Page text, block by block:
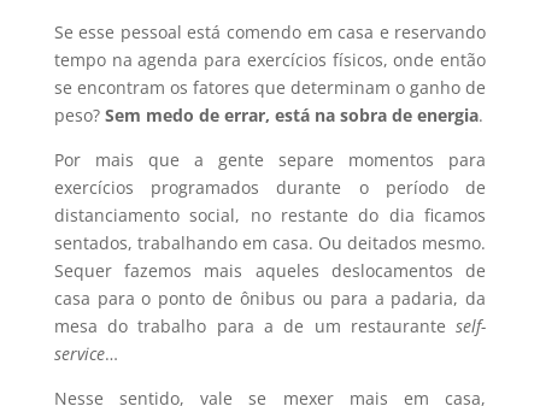
Se esse pessoal está comendo em casa e reservando
tempo na agenda para exercícios físicos, onde então
se encontram os fatores que determinam o ganho de
peso? Sem medo de errar, está na sobra de energia.
Por mais que a gente separe momentos para
exercícios programados durante o período de
distanciamento social, no restante do dia ficamos
sentados, trabalhando em casa. Ou deitados mesmo.
Sequer fazemos mais aqueles deslocamentos de
casa para o ponto de ônibus ou para a padaria, da
mesa do trabalho para a de um restauranteself-
service…
Nesse sentido, vale se mexer mais em casa,